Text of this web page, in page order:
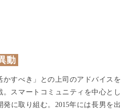
動
かすべき」との上司のアドバイスを
。スマートコミュニティを中心とし
発に取り組む。2015年には長男を出